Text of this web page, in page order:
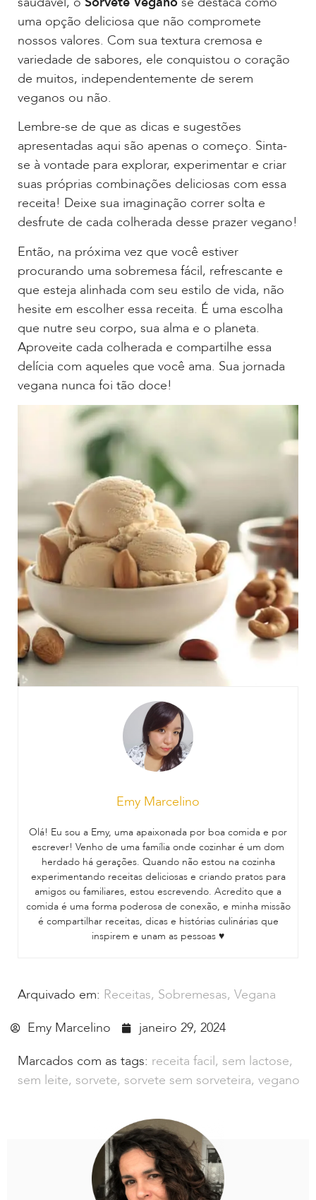
uma opção deliciosa que não compromete
nossos valores. Com sua textura cremosa e
variedade de sabores, ele conquistou o coração
de muitos, independentemente de serem
veganos ou não.
Lembre-se de que as dicas e sugestões
apresentadas aqui são apenas o começo. Sinta-
se à vontade para explorar, experimentar e criar
suas próprias combinações deliciosas com essa
receita! Deixe sua imaginação correr solta e
desfrute de cada colherada desse prazer vegano!
Então, na próxima vez que você estiver
procurando uma sobremesa fácil, refrescante e
que esteja alinhada com seu estilo de vida, não
hesite em escolher essa receita. É uma escolha
que nutre seu corpo, sua alma e o planeta.
Aproveite cada colherada e compartilhe essa
delícia com aqueles que você ama. Sua jornada
vegana nunca foi tão doce!
Emy Marcelino
Olá! Eu sou a Emy, uma apaixonada por boa comida e por
escrever! Venho de uma família onde cozinhar é um dom
herdado há gerações. Quando não estou na cozinha
experimentando receitas deliciosas e criando pratos para
amigos ou familiares, estou escrevendo. Acredito que a
comida é uma forma poderosa de conexão, e minha missão
é compartilhar receitas, dicas e histórias culinárias que
inspirem e unam as pessoas ♥
Arquivado em: Receitas, Sobremesas, Vegana
Emy Marcelino
janeiro 29, 2024
Marcados com as tags: receita facil, sem lactose,
sem leite, sorvete, sorvete sem sorveteira, vegano